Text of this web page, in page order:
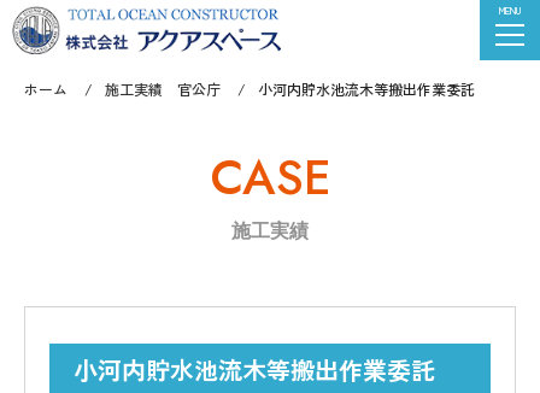
ホーム 施工実績 官公庁 小河内貯水池流木等搬出作業委託
CASE
施工実績
小河内貯水池流木等搬出作業委託